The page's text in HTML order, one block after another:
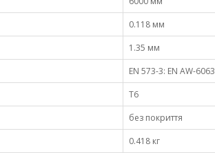
0.118 мм
1.35 мм
EN 573-3: EN AW-6063
Т6
без покриття
0.418 кг